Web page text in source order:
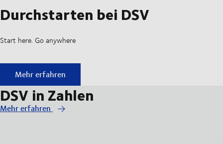
Durchstarten bei DSV
Start here. Go anywhere
Durchstarten bei DSV
Mehr erfahren
DSV in Zahlen
Mehr erfahren